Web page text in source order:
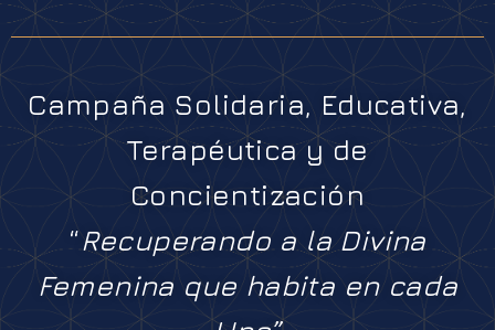
Campaña Solidaria, Educativa,
Terapéutica y de
Concientización
“Recuperando a la Divina
Femenina que habita en cada